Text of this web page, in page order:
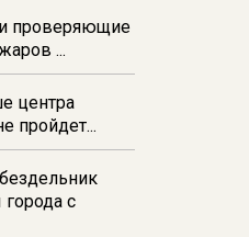
проверяющие
...
центра
пройдет...
с